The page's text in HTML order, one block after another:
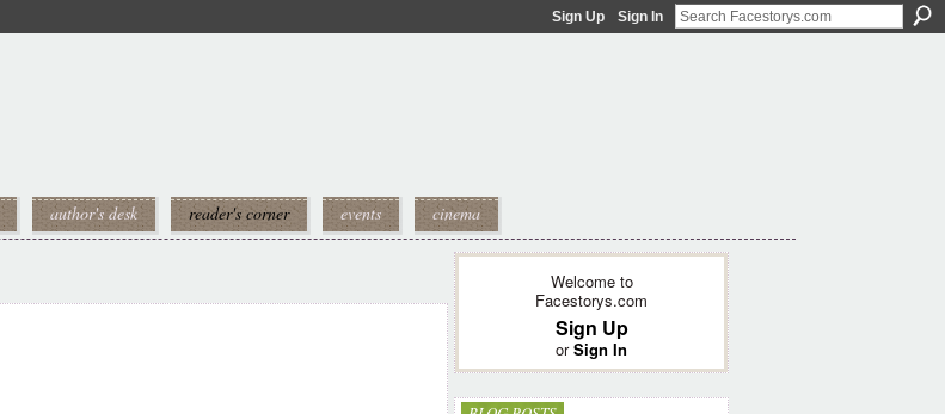
Sign Up Sign In
author's desk reader's corner events cinema
Welcome to
Facestorys.com
Sign Up
orSign In